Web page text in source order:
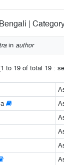
|
in author
to 19 of total 19 :